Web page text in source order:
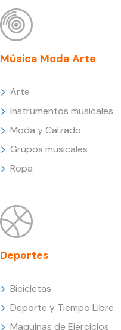
Música Moda Arte
Arte
Instrumentos musicales
Moda y Calzado
Grupos musicales
Ropa
Deportes
Bicicletas
Deporte y Tiempo Libre
Maquinas de Ejercicios